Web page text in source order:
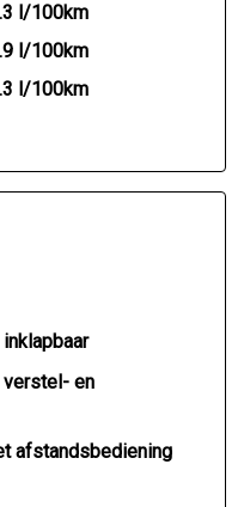
l/100km
l/100km
l/100km
en
afstandsbediening